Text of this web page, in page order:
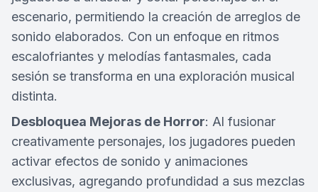
escenario, permitiendo la creación de arreglos de
sonido elaborados. Con un enfoque en ritmos
escalofriantes y melodías fantasmales, cada
sesión se transforma en una exploración musical
distinta.
Desbloquea Mejoras de Horror: Al fusionar
creativamente personajes, los jugadores pueden
activar efectos de sonido y animaciones
exclusivas, agregando profundidad a sus mezclas